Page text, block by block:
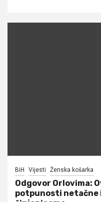
BiH Vijesti Ženska košarka
Odgovor Orlovima:
potpunosti netačne